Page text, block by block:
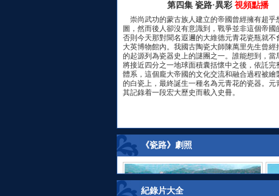
第四集 瓷路·異彩 視頻點播
崇尚武功的蒙古族人建立的帝國曾經擁有超乎
圖，然而後人卻沒有意識到，戰爭並非這個帝國
否則今天那對聞名遐邇的大維德元青花瓷瓶就不
大英博物館內。我國古陶瓷大師陳萬里先生曾經
的起源列為瓷器史上的謎團之一。誰能想到，當
將接近四分之一地球面積囊括懷中之後，依託完
體系，這個龐大帝國的文化交流和融合過程被繪
的白瓷上，最終誕生一種名為元青花的瓷器。元
其記錄着一段宏大歷史而載入史冊。
《瓷路》劇照
紀錄片大全